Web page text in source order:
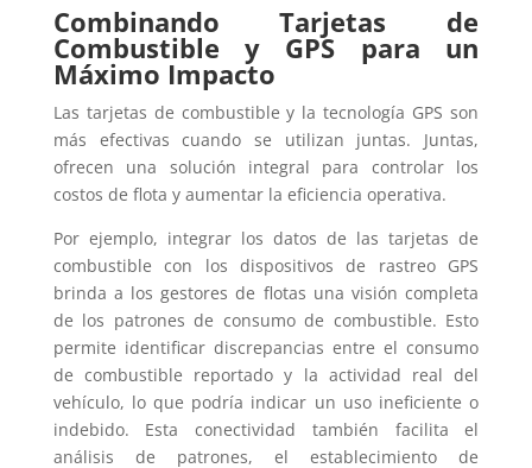
Combinando Tarjetas de
Combustible y GPS para un
Máximo Impacto
Las tarjetas de combustible y la tecnología GPS son
más efectivas cuando se utilizan juntas. Juntas,
ofrecen una solución integral para controlar los
costos de flota y aumentar la eficiencia operativa.
Por ejemplo, integrar los datos de las tarjetas de
combustible con los dispositivos de rastreo GPS
brinda a los gestores de flotas una visión completa
de los patrones de consumo de combustible. Esto
permite identificar discrepancias entre el consumo
de combustible reportado y la actividad real del
vehículo, lo que podría indicar un uso ineficiente o
indebido. Esta conectividad también facilita el
análisis de patrones, el establecimiento de